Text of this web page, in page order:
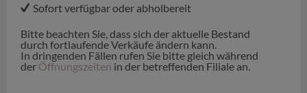
Sofort verfügbar oder abholbereit
Bitte beachten Sie, dass sich der aktuelle Bestand
durch fortlaufende Verkäufe ändern kann.
In dringenden Fällen rufen Sie bitte gleich während
der Öffnungszeiten in der betreffenden Filiale an.